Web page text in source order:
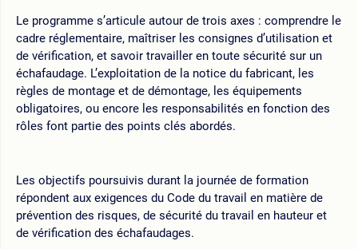
Le programme s’articule autour de trois axes : comprendre le
cadre réglementaire, maîtriser les consignes d’utilisation et
de vérification, et savoir travailler en toute sécurité sur un
échafaudage. L’exploitation de la notice du fabricant, les
règles de montage et de démontage, les équipements
obligatoires, ou encore les responsabilités en fonction des
rôles font partie des points clés abordés.
Les objectifs poursuivis durant la journée de formation
répondent aux exigences du Code du travail en matière de
prévention des risques, de sécurité du travail en hauteur et
de vérification des échafaudages.